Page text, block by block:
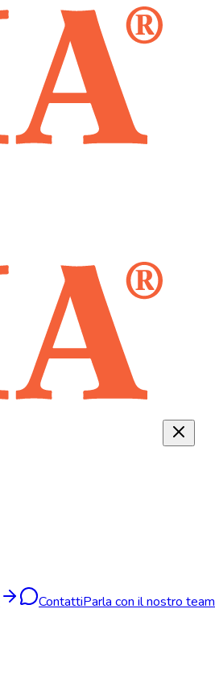
ContattiParla con il nostro team